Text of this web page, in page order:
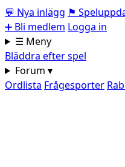
💬 Nya inlägg ⚑
➕ Bli medlem Logga in
☰ Meny
Bläddra efter spel
Forum ▾
Ordlista Frågesporter